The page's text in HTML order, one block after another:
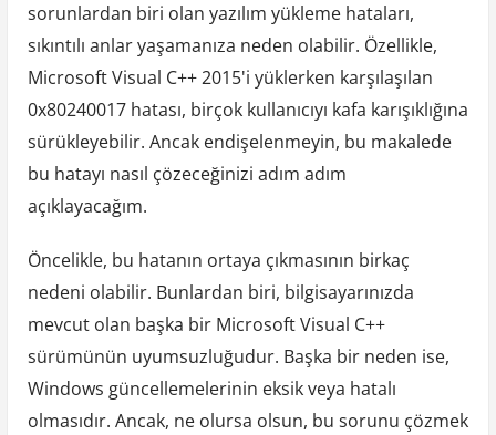
sorunlardan biri olan yazılım yükleme hataları,
sıkıntılı anlar yaşamanıza neden olabilir. Özellikle,
Microsoft Visual C++ 2015'i yüklerken karşılaşılan
0x80240017 hatası, birçok kullanıcıyı kafa karışıklığına
sürükleyebilir. Ancak endişelenmeyin, bu makalede
bu hatayı nasıl çözeceğinizi adım adım
açıklayacağım.
Öncelikle, bu hatanın ortaya çıkmasının birkaç
nedeni olabilir. Bunlardan biri, bilgisayarınızda
mevcut olan başka bir Microsoft Visual C++
sürümünün uyumsuzluğudur. Başka bir neden ise,
Windows güncellemelerinin eksik veya hatalı
olmasıdır. Ancak, ne olursa olsun, bu sorunu çözmek